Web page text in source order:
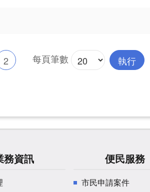
2 每頁筆數 執行
務資訊 便民服務
市民申請案件